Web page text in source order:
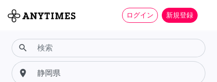
ログイン 新規登録
search
place